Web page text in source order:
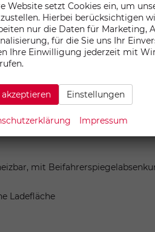
sowie auf dem
ohne SAFE-Verriegelung
in Stoff ""Life""
mit
Ladefläche
Website setzt Cookies ein, um
Hierbei berücksichtigen
nur die Daten für Marketing,
für die Sie uns Ihr
Ihre Einwilligung jederzeit mit
Einstellungen
Impressum